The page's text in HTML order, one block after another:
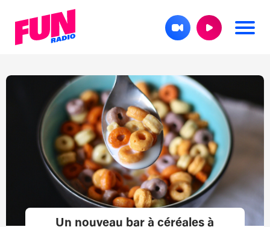
Un nouveau bar à céréales à